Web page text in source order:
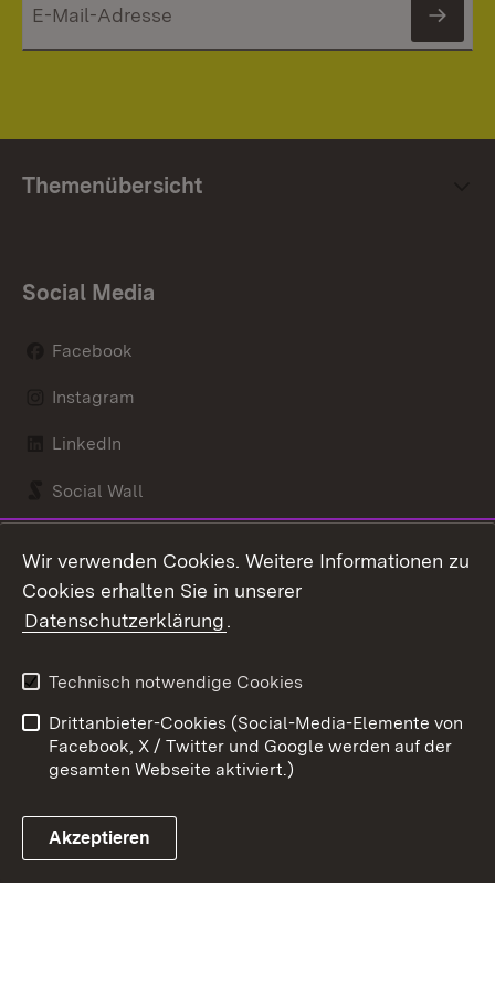
Themenübersicht
Social Media
Facebook
Instagram
LinkedIn
Social Wall
Link zum Landesportal
Kontakt
Barrierefreiheit
Impressum
Cookies
Wir verwenden Cookies. Weitere Informationen zu
Cookies erhalten Sie in unserer
Datenschutzerklärung.
Technisch notwendige Cookies
Drittanbieter-Cookies (Social-Media-Elemente von
Facebook, X / Twitter und Google werden auf der
gesamten Webseite aktiviert.)
Akzeptieren